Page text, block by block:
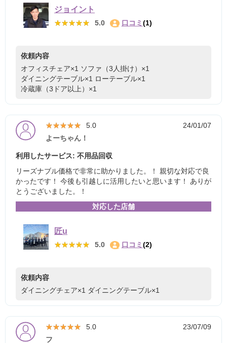
ジョイント
★★★★★
★★★★★ 5.0 口コミ (1)
依頼内容
オフィスチェア×1 ソファ（3人掛け）×1
ダイニングテーブル×1 ローテーブル×1
冷蔵庫（3ドア以上）×1
★★★★★
★★★★★ 5.0
24/01/07
よーちゃん！
利用したサービス: 不用品回収
リーズナブル価格で非常に助かりました。！ 親切な対応で良
かったです！ 今後も引越しに活用したいと思います！ ありが
とうございました。！
対応した店舗
匠u
★★★★★
★★★★★ 5.0 口コミ (2)
依頼内容
ダイニングチェア×1 ダイニングテーブル×1
★★★★★
★★★★★ 5.0
23/07/09
フ